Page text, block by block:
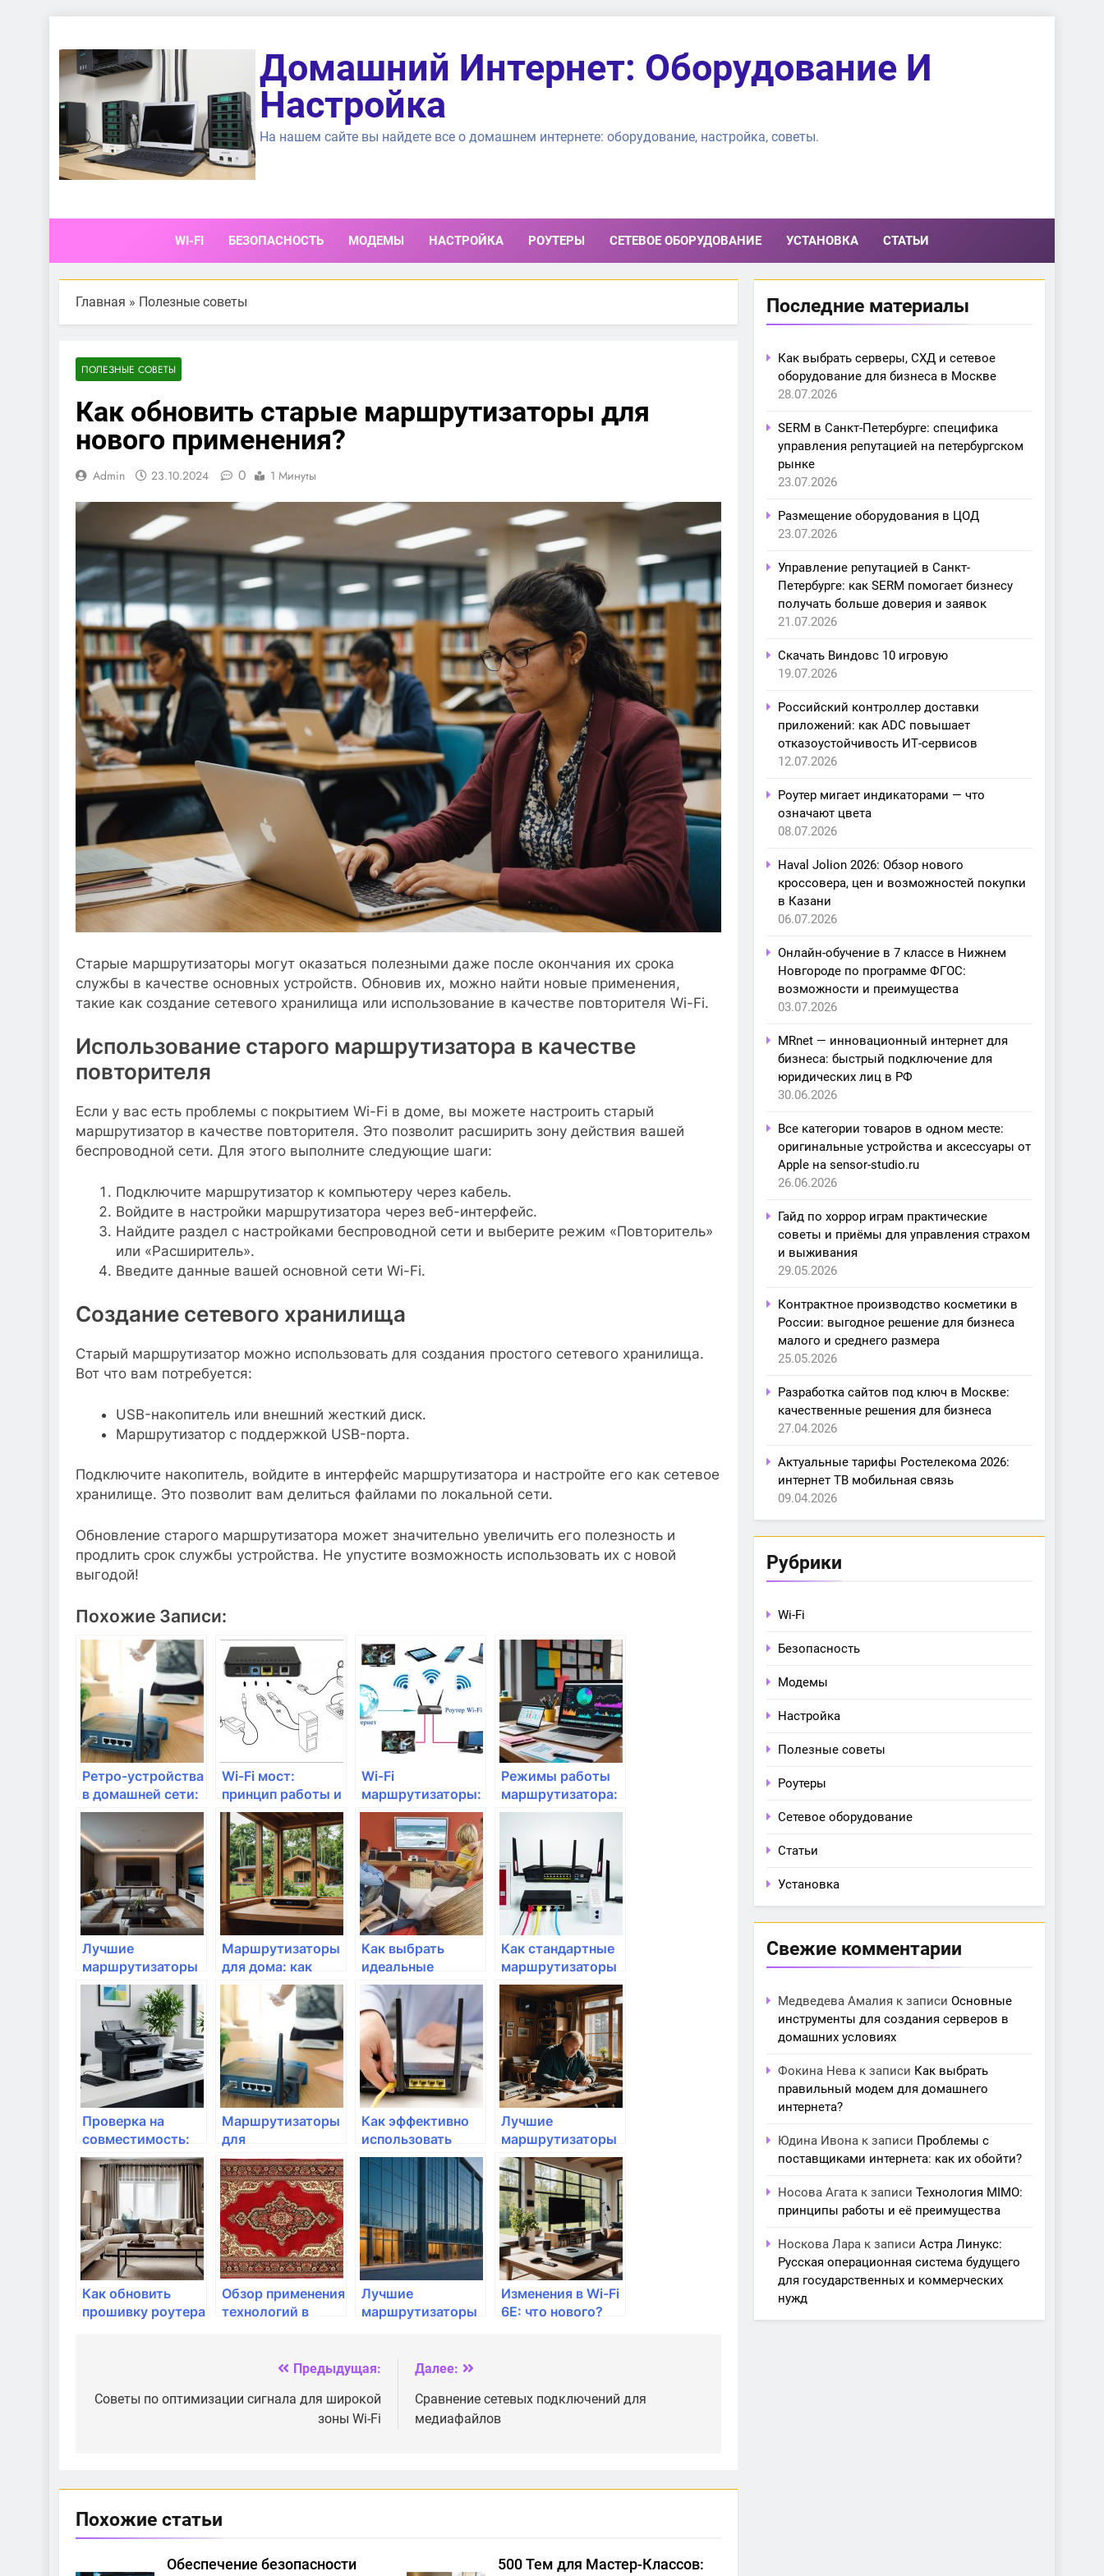
содержимому
Домашний Интернет: Оборудование И
Настройка
На нашем сайте вы найдете все о домашнем интернете: оборудование, настройка, советы.
WI-FI БЕЗОПАСНОСТЬ МОДЕМЫ НАСТРОЙКА РОУТЕРЫ СЕТЕВОЕ ОБОРУДОВАНИЕ УСТАНОВКА СТАТЬИ
Главная » Полезные советы
ПОЛЕЗНЫЕ СОВЕТЫ
Как обновить старые маршрутизаторы для
нового применения?
Admin 23.10.2024 0 1 Минуты
Старые маршрутизаторы могут оказаться полезными даже после окончания их срока
службы в качестве основных устройств. Обновив их, можно найти новые применения,
такие как создание сетевого хранилища или использование в качестве повторителя Wi-Fi.
Использование старого маршрутизатора в качестве
повторителя
Если у вас есть проблемы с покрытием Wi-Fi в доме, вы можете настроить старый
маршрутизатор в качестве повторителя. Это позволит расширить зону действия вашей
беспроводной сети. Для этого выполните следующие шаги:
Подключите маршрутизатор к компьютеру через кабель.
Войдите в настройки маршрутизатора через веб-интерфейс.
Найдите раздел с настройками беспроводной сети и выберите режим «Повторитель»
или «Расширитель».
Введите данные вашей основной сети Wi-Fi.
Создание сетевого хранилища
Старый маршрутизатор можно использовать для создания простого сетевого хранилища.
Вот что вам потребуется:
USB-накопитель или внешний жесткий диск.
Маршрутизатор с поддержкой USB-порта.
Подключите накопитель, войдите в интерфейс маршрутизатора и настройте его как сетевое
хранилище. Это позволит вам делиться файлами по локальной сети.
Обновление старого маршрутизатора может значительно увеличить его полезность и
продлить срок службы устройства. Не упустите возможность использовать их с новой
выгодой!
Похожие Записи:
Ретро-устройства
в домашней сети:
сохранить ли
старый
маршрутизатор?
Wi-Fi мост:
принцип работы и
сферы
применения
Wi-Fi
маршрутизаторы:
скорость или
безопасность?
Режимы работы
маршрутизатора:
что выбрать?
Лучшие
маршрутизаторы
для 4K стриминга
Маршрутизаторы
для дома: как
выбрать лучший
Как выбрать
идеальные
маршрутизаторы
для
стационарного/
портативного
использования?
Как стандартные
маршрутизаторы
могут улучшить
ваш интернет в
квартире?
Проверка на
совместимость:
Какие
маршрутизаторы
работают с чем?
Маршрутизаторы
для
общественных
мест: что
выбрать?
Как эффективно
использовать
сетевые
хранилища?
Лучшие
маршрутизаторы
для коротких
поездок
Как обновить
прошивку роутера
Обзор применения
технологий в
Лучшие
маршрутизаторы
Изменения в Wi-Fi
6E: что нового?
по
Предыдущая:
Советы по оптимизации сигнала для широкой
зоны Wi-Fi
Далее:
Сравнение сетевых подключений для
медиафайлов
Похожие статьи
Обеспечение безопасности
500 Тем для Мастер-Классов:
Последние материалы
Как выбрать серверы, СХД и сетевое
оборудование для бизнеса в Москве
28.07.2026
SERM в Санкт-Петербурге: специфика
управления репутацией на петербургском
рынке
23.07.2026
Размещение оборудования в ЦОД
23.07.2026
Управление репутацией в Санкт-
Петербурге: как SERM помогает бизнесу
получать больше доверия и заявок
21.07.2026
Скачать Виндовс 10 игровую
19.07.2026
Российский контроллер доставки
приложений: как ADC повышает
отказоустойчивость ИТ-сервисов
12.07.2026
Роутер мигает индикаторами — что
означают цвета
08.07.2026
Haval Jolion 2026: Обзор нового
кроссовера, цен и возможностей покупки
в Казани
06.07.2026
Онлайн-обучение в 7 классе в Нижнем
Новгороде по программе ФГОС:
возможности и преимущества
03.07.2026
MRnet — инновационный интернет для
бизнеса: быстрый подключение для
юридических лиц в РФ
30.06.2026
Все категории товаров в одном месте:
оригинальные устройства и аксессуары от
Apple на sensor-studio.ru
26.06.2026
Гайд по хоррор играм практические
советы и приёмы для управления страхом
и выживания
29.05.2026
Контрактное производство косметики в
России: выгодное решение для бизнеса
малого и среднего размера
25.05.2026
Разработка сайтов под ключ в Москве:
качественные решения для бизнеса
27.04.2026
Актуальные тарифы Ростелекома 2026:
интернет ТВ мобильная связь
09.04.2026
Рубрики
Wi-Fi
Безопасность
Модемы
Настройка
Полезные советы
Роутеры
Сетевое оборудование
Статьи
Установка
Свежие комментарии
Медведева Амалия к записи Основные
инструменты для создания серверов в
домашних условиях
Фокина Нева к записи Как выбрать
правильный модем для домашнего
интернета?
Юдина Ивона к записи Проблемы с
поставщиками интернета: как их обойти?
Носова Агата к записи Технология MIMO:
принципы работы и её преимущества
Носкова Лара к записи Астра Линукс:
Русская операционная система будущего
для государственных и коммерческих
нужд